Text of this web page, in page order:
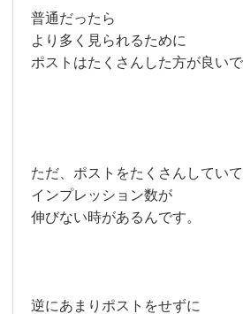
普通だったら
より多く見られるために
ポストはたくさんした方が良い
ただ、ポストをたくさんしていて
インプレッション数が
伸びない時があるんです。
逆にあまりポストをせずに